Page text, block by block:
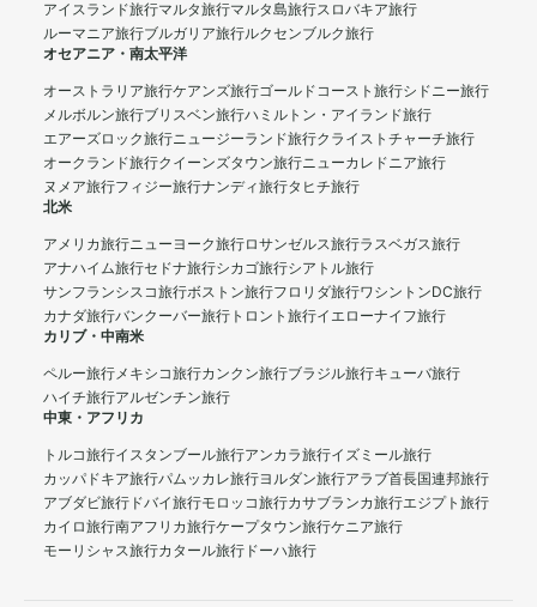
アイスランド旅行マルタ旅行マルタ島旅行スロバキア旅行
ルーマニア旅行ブルガリア旅行ルクセンブルク旅行
オセアニア・南太平洋
オーストラリア旅行ケアンズ旅行ゴールドコースト旅行シドニー旅行
メルボルン旅行ブリスベン旅行ハミルトン・アイランド旅行
エアーズロック旅行ニュージーランド旅行クライストチャーチ旅行
オークランド旅行クイーンズタウン旅行ニューカレドニア旅行
ヌメア旅行フィジー旅行ナンディ旅行タヒチ旅行
北米
アメリカ旅行ニューヨーク旅行ロサンゼルス旅行ラスベガス旅行
アナハイム旅行セドナ旅行シカゴ旅行シアトル旅行
サンフランシスコ旅行ボストン旅行フロリダ旅行ワシントンDC旅行
カナダ旅行バンクーバー旅行 トロント旅行イエローナイフ旅行
カリブ・中南米
ペルー旅行メキシコ旅行カンクン旅行ブラジル旅行キューバ旅行
ハイチ旅行アルゼンチン旅行
中東・アフリカ
トルコ旅行イスタンブール旅行アンカラ旅行イズミール旅行
カッパドキア旅行パムッカレ旅行ヨルダン旅行アラブ首長国連邦旅行
アブダビ旅行 ドバイ旅行モロッコ旅行カサブランカ旅行エジプト旅行
カイロ旅行南アフリカ旅行ケープタウン旅行ケニア旅行
モーリシャス旅行カタール旅行 ドーハ旅行